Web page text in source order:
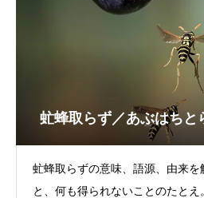
虻蜂取らず／あぶはちと
虻蜂取らずの意味、語源、由来
と、何も得られないことのたとえ